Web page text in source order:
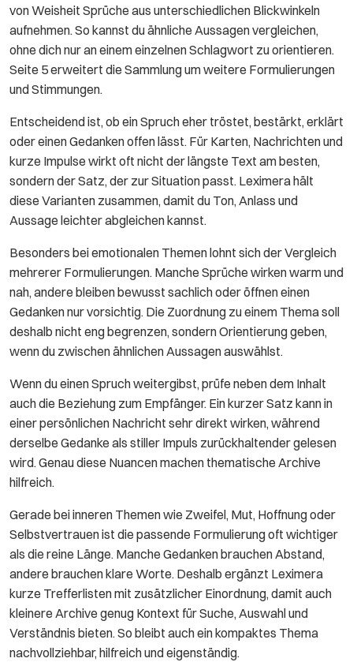
von Weisheit Sprüche aus unterschiedlichen Blickwinkeln
aufnehmen. So kannst du ähnliche Aussagen vergleichen,
ohne dich nur an einem einzelnen Schlagwort zu orientieren.
Seite 5 erweitert die Sammlung um weitere Formulierungen
und Stimmungen.
Entscheidend ist, ob ein Spruch eher tröstet, bestärkt, erklärt
oder einen Gedanken offen lässt. Für Karten, Nachrichten und
kurze Impulse wirkt oft nicht der längste Text am besten,
sondern der Satz, der zur Situation passt. Leximera hält
diese Varianten zusammen, damit du Ton, Anlass und
Aussage leichter abgleichen kannst.
Besonders bei emotionalen Themen lohnt sich der Vergleich
mehrerer Formulierungen. Manche Sprüche wirken warm und
nah, andere bleiben bewusst sachlich oder öffnen einen
Gedanken nur vorsichtig. Die Zuordnung zu einem Thema soll
deshalb nicht eng begrenzen, sondern Orientierung geben,
wenn du zwischen ähnlichen Aussagen auswählst.
Wenn du einen Spruch weitergibst, prüfe neben dem Inhalt
auch die Beziehung zum Empfänger. Ein kurzer Satz kann in
einer persönlichen Nachricht sehr direkt wirken, während
derselbe Gedanke als stiller Impuls zurückhaltender gelesen
wird. Genau diese Nuancen machen thematische Archive
hilfreich.
Gerade bei inneren Themen wie Zweifel, Mut, Hoffnung oder
Selbstvertrauen ist die passende Formulierung oft wichtiger
als die reine Länge. Manche Gedanken brauchen Abstand,
andere brauchen klare Worte. Deshalb ergänzt Leximera
kurze Trefferlisten mit zusätzlicher Einordnung, damit auch
kleinere Archive genug Kontext für Suche, Auswahl und
Verständnis bieten. So bleibt auch ein kompaktes Thema
nachvollziehbar, hilfreich und eigenständig.